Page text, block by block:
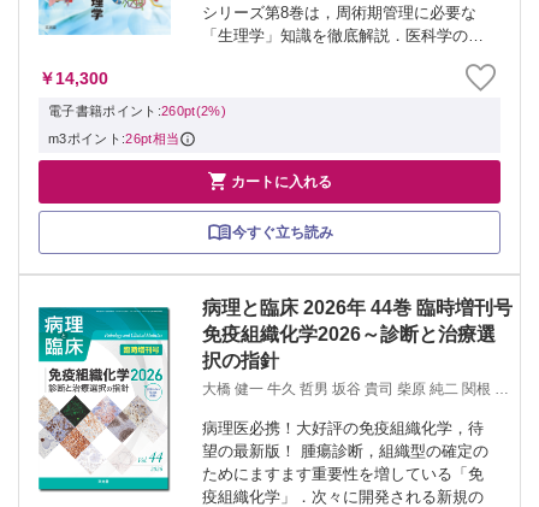
シリーズ第8巻は，周術期管理に必要な
「生理学」知識を徹底解説．医科学の進
され，生体情報を可視化できるモニタリ
ング機器の備わる現代では，生理学的知
￥14,300
電子書籍ポイント:260pt(2%)
m3ポイント:26pt相当
 カートに入れる
今すぐ立ち読み
病理と臨床 2026年 44巻 臨時増刊号
免疫組織化学2026～診断と治療選
択の指針
大橋 健一 牛久 哲男 坂谷 貴司 柴原 純二 関根 茂
病理医必携！大好評の免疫組織化学，待
望の最新版！ 腫瘍診断，組織型の確定の
ためにますます重要性を増している「免
疫組織化学」．次々に開発される新規の